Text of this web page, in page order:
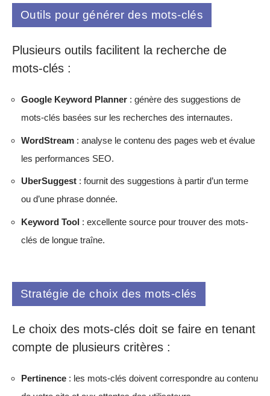
Outils pour générer des mots-clés
Plusieurs outils facilitent la recherche de
mots-clés :
Google Keyword Planner : génère des suggestions de
mots-clés basées sur les recherches des internautes.
WordStream : analyse le contenu des pages web et évalue
les performances SEO.
UberSuggest : fournit des suggestions à partir d’un terme
ou d’une phrase donnée.
Keyword Tool : excellente source pour trouver des mots-
clés de longue traîne.
Stratégie de choix des mots-clés
Le choix des mots-clés doit se faire en tenant
compte de plusieurs critères :
Pertinence : les mots-clés doivent correspondre au contenu